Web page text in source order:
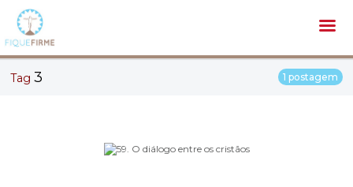
Tag3 1 postagem